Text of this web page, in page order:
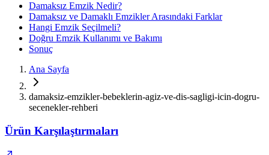
Damaksız Emzik Nedir?
Damaksız ve Damaklı Emzikler Arasındaki Farklar
Hangi Emzik Seçilmeli?
Doğru Emzik Kullanımı ve Bakımı
Sonuç
Ana Sayfa
damaksiz-emzikler-bebeklerin-agiz-ve-dis-sagligi-icin-dogru-
secenekler-rehberi
Ürün Karşılaştırmaları